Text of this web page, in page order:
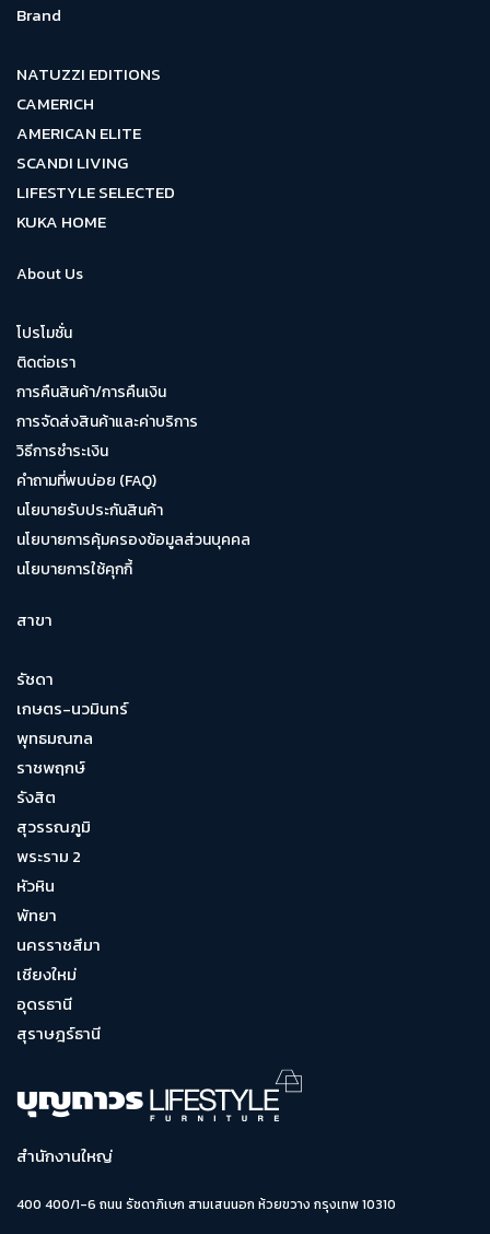
Brand
NATUZZI EDITIONS
CAMERICH
AMERICAN ELITE
SCANDI LIVING
LIFESTYLE SELECTED
KUKA HOME
About Us
โปรโมชั่น
ติดต่อเรา
การคืนสินค้า/การคืนเงิน
การจัดส่งสินค้าและค่าบริการ
วิธีการชำระเงิน
คำถามที่พบบ่อย (FAQ)
นโยบายรับประกันสินค้า
นโยบายการคุ้มครองข้อมูลส่วนบุคคล
นโยบายการใช้คุกกี้
สาขา
รัชดา
เกษตร-นวมินทร์
พุทธมณฑล
ราชพฤกษ์
รังสิต
สุวรรณภูมิ
พระราม 2
หัวหิน
พัทยา
นครราชสีมา
เชียงใหม่
อุดรธานี
สุราษฎร์ธานี
สำนักงานใหญ่
400 400/1-6 ถนน รัชดาภิเษก สามเสนนอก ห้วยขวาง กรุงเทพ 10310